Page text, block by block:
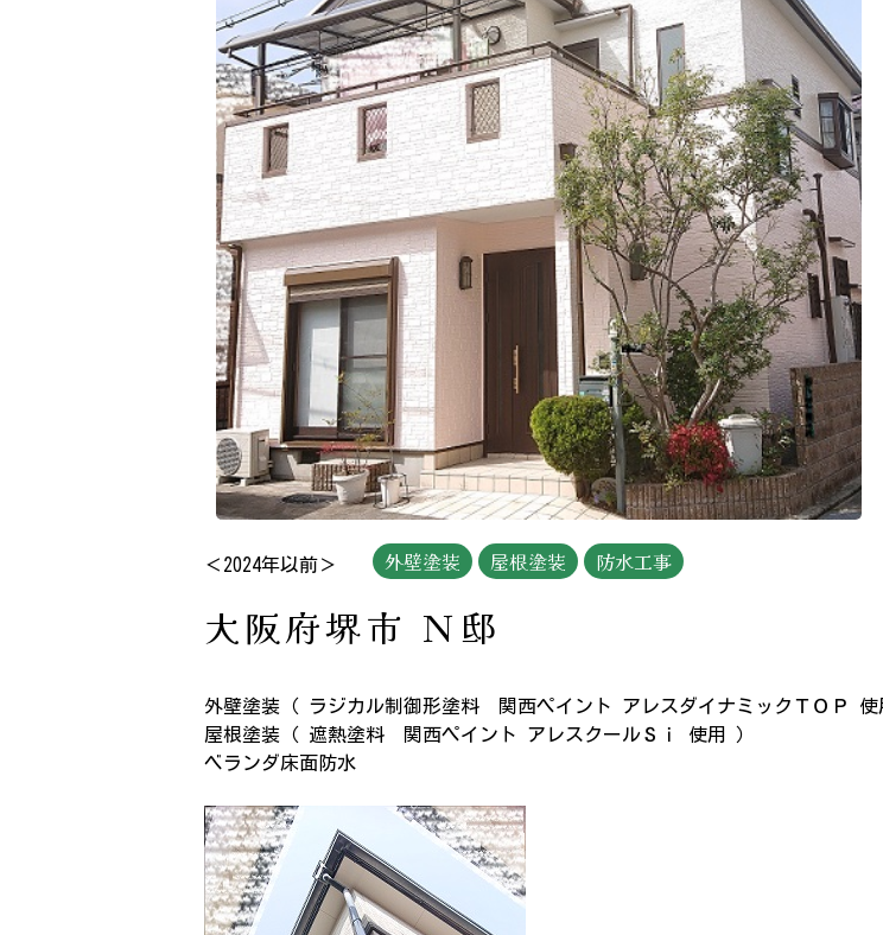
＜2024年以前＞ 外壁塗装 屋根塗装 防水工事
大阪府堺市 Ｎ邸
外壁塗装（ ラジカル制御形塗料 関西ペイント アレスダイナミックＴＯＰ 使
屋根塗装（ 遮熱塗料 関西ペイント アレスクールＳｉ 使用 ）
ベランダ床面防水